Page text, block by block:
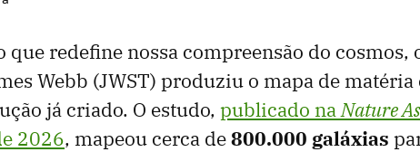
que redefine nossa compreensão do cosmos,
Webb (JWST) produziu o mapa de matéria
já criado. O estudo, publicado naNature
2026, mapeou cerca de800.000 galáxias